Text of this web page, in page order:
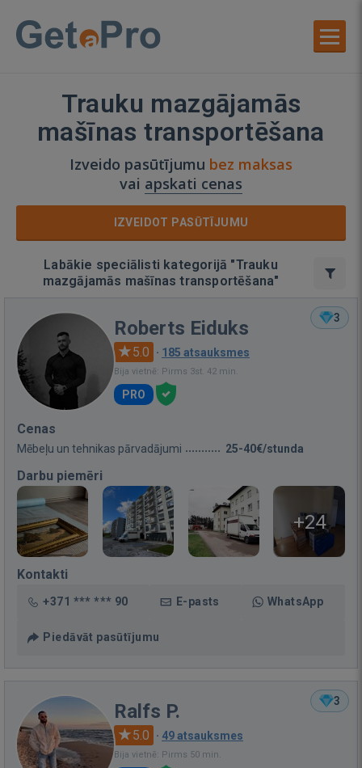
Trauku mazgājamās
mašīnas transportēšana
Izveido pasūtījumu bez maksas
vai apskati cenas
IZVEIDOT PASŪTĪJUMU
Labākie speciālisti kategorijā "Trauku
mazgājamās mašīnas transportēšana"
3
Roberts Eiduks
5.0 · 185 atsauksmes
Bija vietnē: Pirms 3st. 42 min.
PRO
Cenas
Mēbeļu un tehnikas pārvadājumi 25-40€/stunda
Darbu piemēri
+24
Kontakti
+371 *** *** 90 E-pasts WhatsApp
Piedāvāt pasūtījumu
3
Ralfs P.
5.0 · 49 atsauksmes
Bija vietnē: Pirms 50 min.